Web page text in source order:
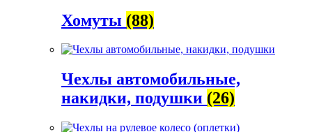
Хомуты (88)
Чехлы автомобильные,
накидки, подушки (26)